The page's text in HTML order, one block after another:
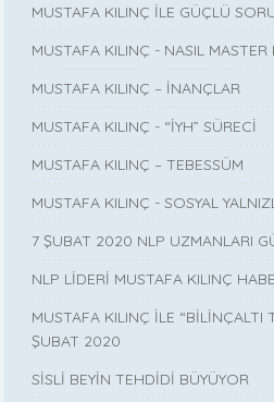
MUSTAFA KILINÇ İLE GÜÇLÜ
MUSTAFA KILINÇ - NASIL
MUSTAFA KILINÇ – İNANÇLAR
MUSTAFA KILINÇ - “İYH” SÜRECİ
MUSTAFA KILINÇ – TEBESSÜM
MUSTAFA KILINÇ - SOSYAL
7 ŞUBAT 2020 NLP UZMANLARI
NLP LİDERİ MUSTAFA KILINÇ
MUSTAFA KILINÇ İLE “BİLİNÇALTI
ŞUBAT 2020
SİSLİ BEYİN TEHDİDİ BÜYÜYOR